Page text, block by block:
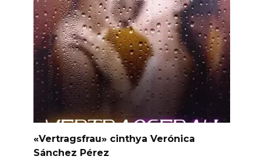
«Vertragsfrau» cinthya Verónica
Sánchez Pérez